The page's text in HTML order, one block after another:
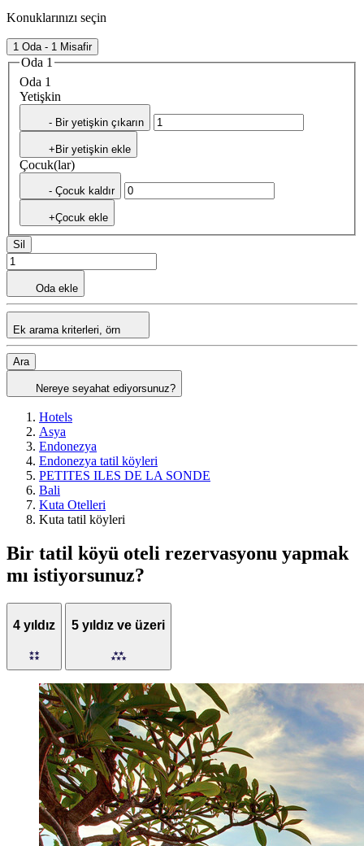
Konuklarınızı seçin
1 Oda - 1 Misafir
Oda 1
Oda 1
Yetişkin
- Bir yetişkin çıkarın
+Bir yetişkin ekle
Çocuk(lar)
- Çocuk kaldır
+Çocuk ekle
Sil
Oda ekle
Ek arama kriterleri, örn
Ara
Nereye seyahat ediyorsunuz?
Hotels
Asya
Endonezya
Endonezya tatil köyleri
PETITES ILES DE LA SONDE
Bali
Kuta Otelleri
Kuta tatil köyleri
Bir tatil köyü oteli rezervasyonu yapmak
mı istiyorsunuz?
4 yıldız 5 yıldız ve üzeri